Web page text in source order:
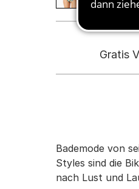
Gratis
Bademode von
Styles sind die
nach Lust und